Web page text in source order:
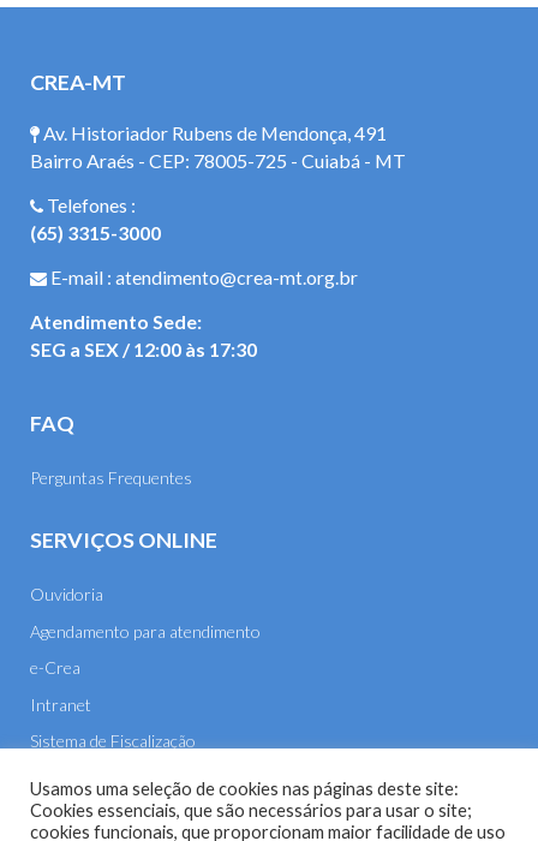
CREA-MT
Av. Historiador Rubens de Mendonça, 491
Bairro Araés - CEP: 78005-725 - Cuiabá - MT
Telefones :
(65) 3315-3000
E-mail : atendimento@crea-mt.org.br
Atendimento Sede:
SEG a SEX / 12:00 às 17:30
FAQ
Perguntas Frequentes
SERVIÇOS ONLINE
Ouvidoria
Agendamento para atendimento
e-Crea
Intranet
Sistema de Fiscalização
E-mail
Usamos uma seleção de cookies nas páginas deste site:
Cookies essenciais, que são necessários para usar o site;
cookies funcionais, que proporcionam maior facilidade de uso